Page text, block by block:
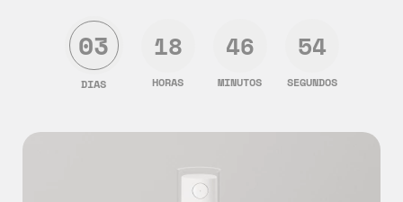
03
DIAS
18
HORAS
46
MINUTOS
50
SEGUNDOS